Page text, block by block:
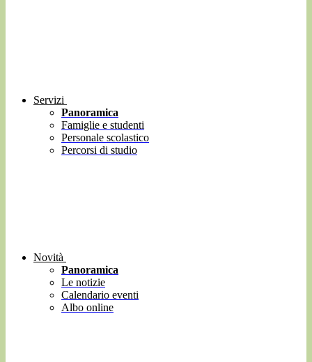
Servizi
Panoramica
Famiglie e studenti
Personale scolastico
Percorsi di studio
Novità
Panoramica
Le notizie
Calendario eventi
Albo online